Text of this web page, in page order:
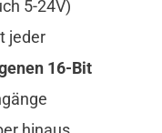
5-24V)
jeder
16-Bit